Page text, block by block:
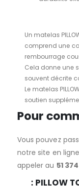
Un matelas
comprend une
rembourrage
Cela donne une
souvent décrite
Le matelas
soutien
Pour
Vous pouvez
notre site en ligne
appeler au 51